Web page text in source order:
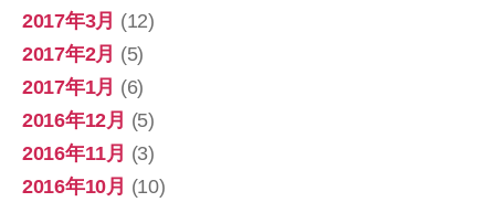
2017年3月 (12)
2017年2月 (5)
2017年1月 (6)
2016年12月 (5)
2016年11月 (3)
2016年10月 (10)